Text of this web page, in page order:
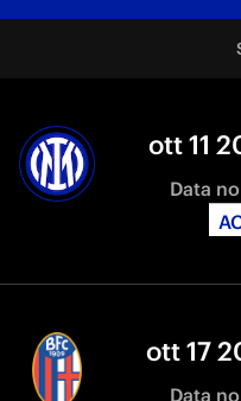
ott 11
Data
ott 17
Data